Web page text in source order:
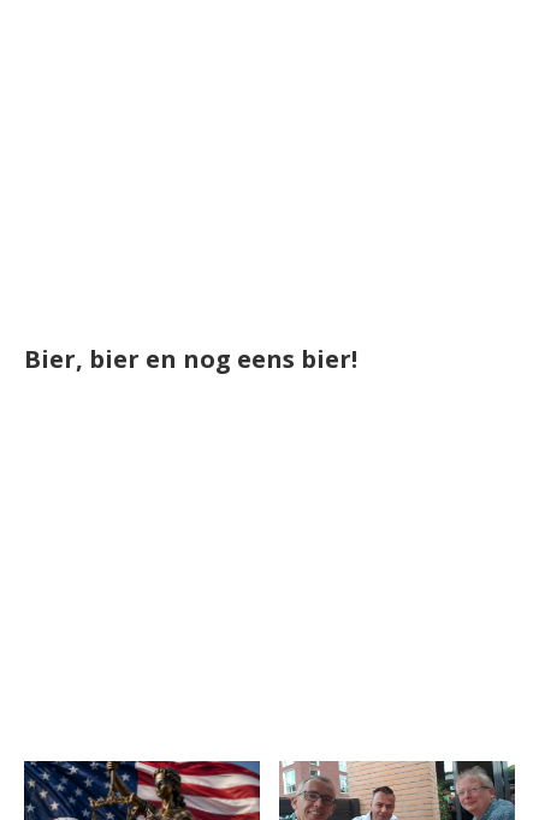
Bier, bier en nog eens bier!